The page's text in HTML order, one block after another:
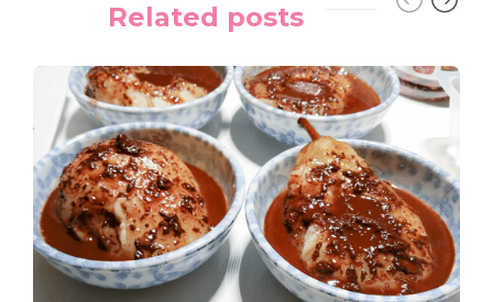
Related posts